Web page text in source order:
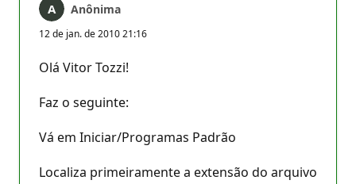
Anônima
12 de jan. de 2010 21:16
Olá Vitor Tozzi!
Faz o seguinte:
Vá em Iniciar/Programas Padrão
Localiza primeiramente a extensão do arquivo